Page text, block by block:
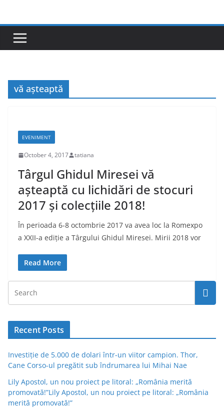
content
vă așteaptă
EVENIMENT
October 4, 2017 tatiana
Târgul Ghidul Miresei vă
așteaptă cu lichidări de stocuri
2017 și colecțiile 2018!
În perioada 6-8 octombrie 2017 va avea loc la Romexpo
a XXII-a ediție a Târgului Ghidul Miresei. Mirii 2018 vor
Read More
Recent Posts
Investiție de 5.000 de dolari într-un viitor campion. Thor,
Cane Corso-ul pregătit sub îndrumarea lui Mihai Nae
Lily Apostol, un nou proiect pe litoral: „România merită
promovată!”Lily Apostol, un nou proiect pe litoral: „România
merită promovată!”